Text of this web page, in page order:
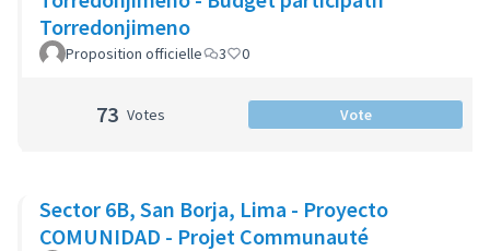
Torredonjimeno
Proposition officielle 3 0
73 Votes Vote
Sector 6B, San Borja, Lima - Proyecto
COMUNIDAD - Projet Communauté